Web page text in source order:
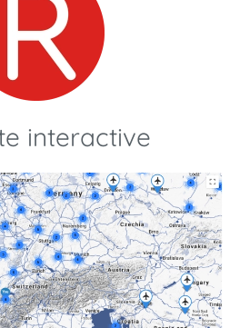
interactive